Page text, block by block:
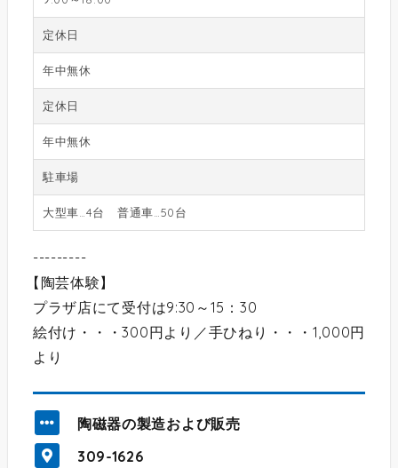
定休日
年中無休
定休日
年中無休
駐車場
大型車…4台 普通車…50台
---------
【 陶芸体験】
プラザ店にて受付は9:30～15：30
絵付け・・・300円より／手ひねり・・・1,000円
より
陶磁器の製造および販売
309-1626